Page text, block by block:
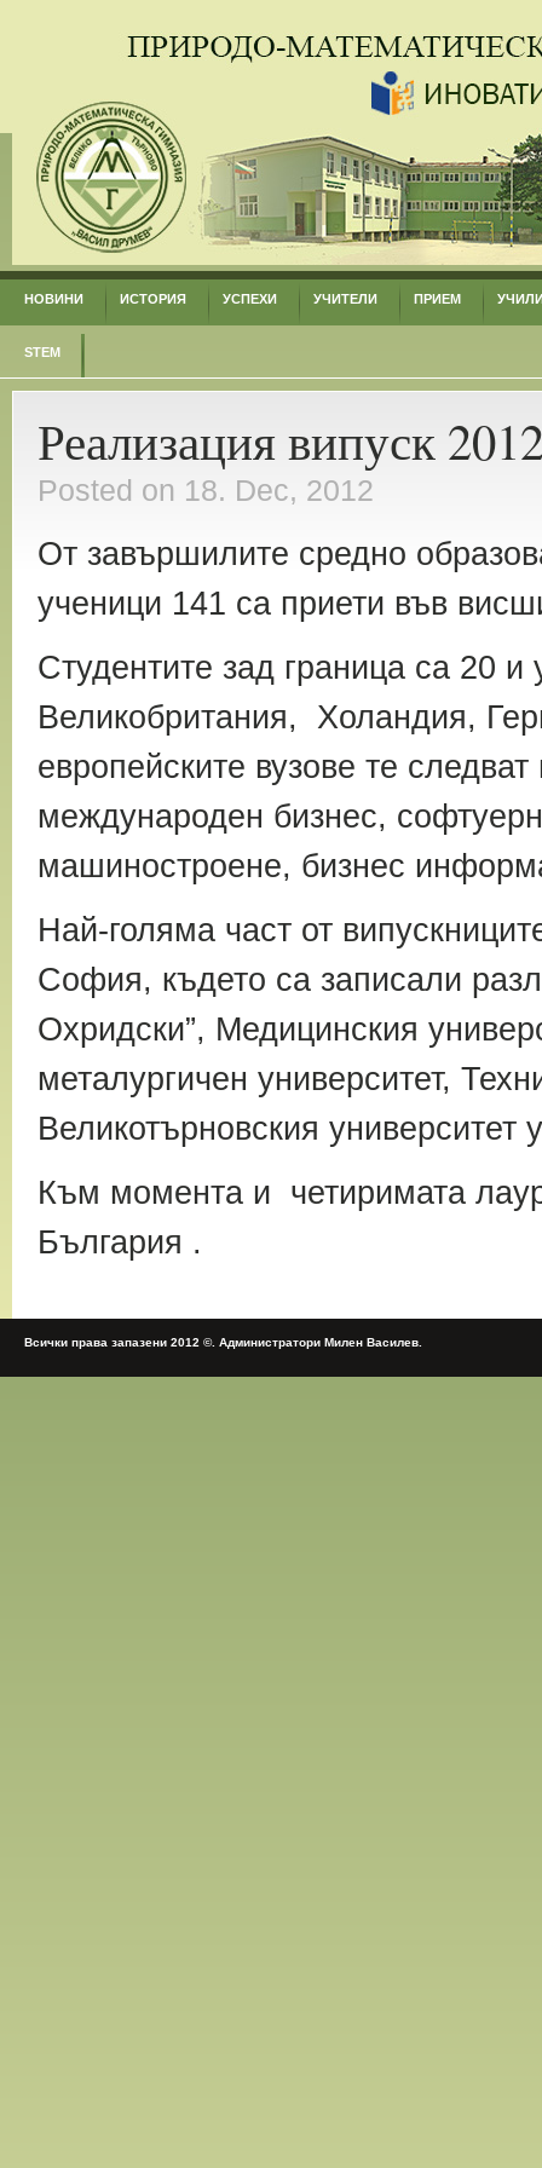
НОВИНИ ИСТОРИЯ УСПЕХИ УЧИТЕЛИ ПРИЕМ
STEM
Реализация випуск
Posted on 18. Dec, 2012
От завършилите средно
ученици 141 са приети във
Студентите зад граница са 20 и
Великобритания, Холандия,
европейските вузове те
международен бизнес,
машиностроене, бизнес
Най-голяма част от
София, където са записали
Охридски”, Медицинския
металургичен университет,
Великотърновския университет
Към момента и четиримата
България .
Всички права запазени 2012 ©. Администратори Милен Василев.